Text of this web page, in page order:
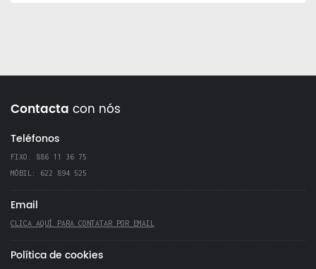
Contacta con nós
Teléfonos
FIXO: 886 11 36 75
MÓBIL: 622 894 525
Email
CLICA AQUÍ PARA CONTATAR POR EMAIL
Política de cookies